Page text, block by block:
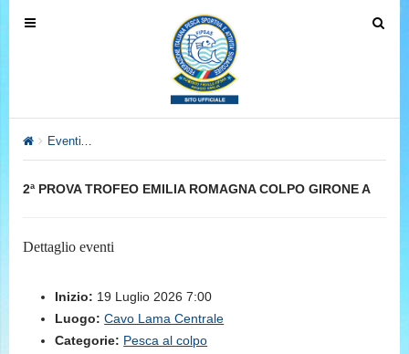
T
v
g
T
Eventi
2ª PROVA TROFEO EMILIA ROMAGNA COLPO GIRONE A
Dettaglio eventi
Inizio: 19 Luglio 2026 7:00
Luogo: Cavo Lama Centrale
Categorie: Pesca al colpo